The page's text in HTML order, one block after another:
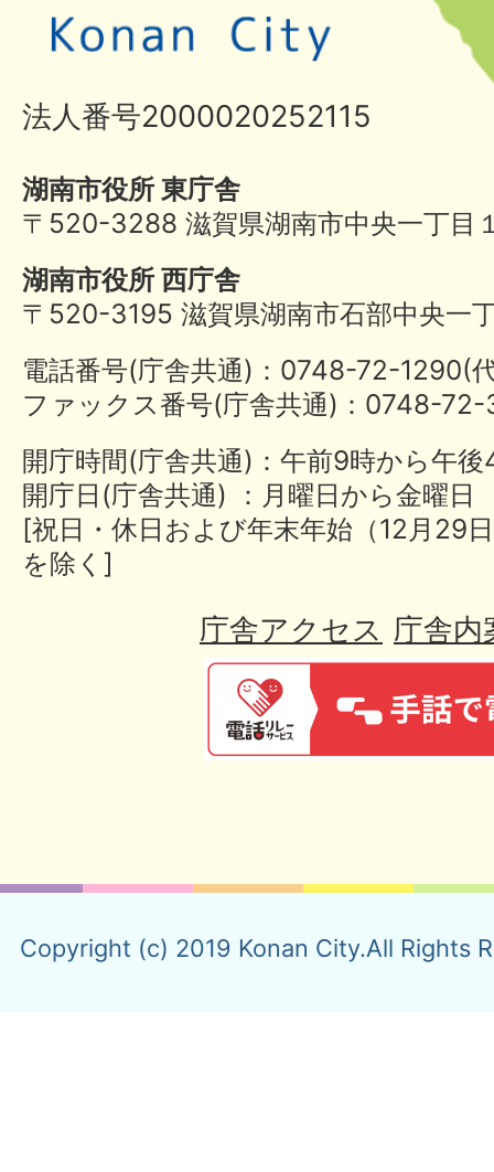
法人番号2000020252115
湖南市役所 東庁舎
〒520-3288 滋賀県湖南市中央一丁目
湖南市役所 西庁舎
〒520-3195 滋賀県湖南市石部中央一
電話番号(庁舎共通)：0748-72-
ファックス番号(庁舎共通)：0748-
開庁時間(庁舎共通)：午前9時から午
開庁日(庁舎共通) ：月曜日から金曜日
[祝日・休日および年末年始（12月29
を除く]
庁舎アクセス 庁舎内
Copyright (c) 2019 Konan City.All Rights